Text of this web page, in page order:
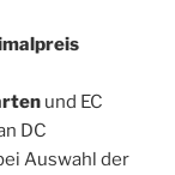
und EC
DC
Auswahl der